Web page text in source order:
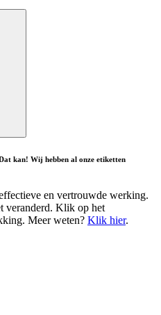
kan! Wij hebben al onze etiketten
en vertrouwde werking.
veranderd. Klik op het
Meer weten? Klik hier.